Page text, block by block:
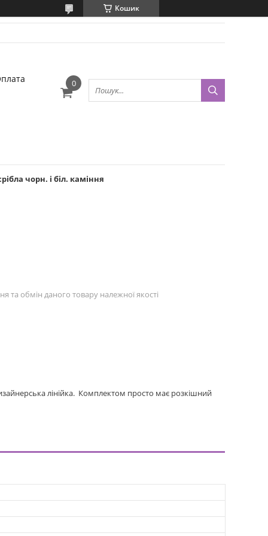
Кошик
чорн. і біл. каміння
обмін даного товару належної якості
лінійка. Комплектом просто має розкішний